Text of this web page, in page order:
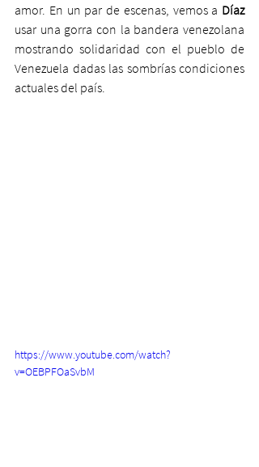
amor. En un par de escenas, vemos a Díaz
usar una gorra con la bandera venezolana
mostrando solidaridad con el pueblo de
Venezuela dadas las sombrías condiciones
actuales del país.
https://www.youtube.com/watch?
v=OEBPFOaSvbM